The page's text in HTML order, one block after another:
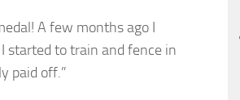
A few months ago I
started to train and fence in
paid off.”